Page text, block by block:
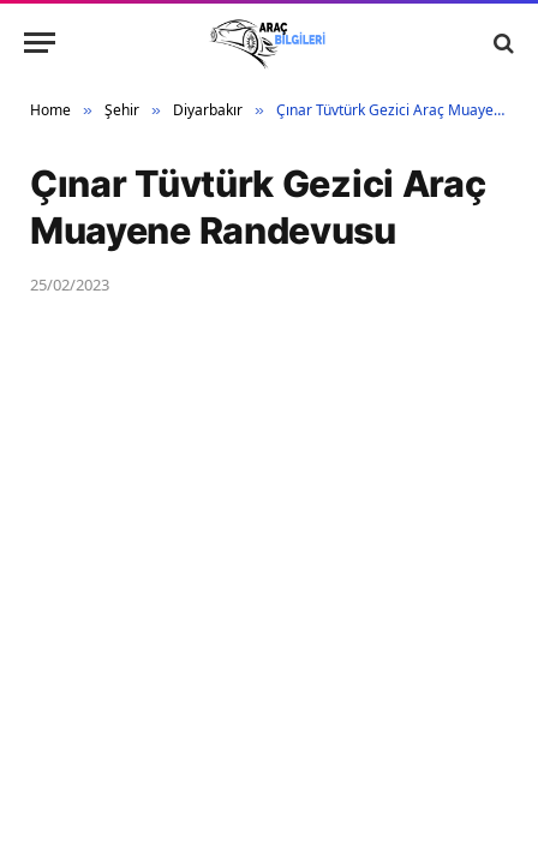
Home » Şehir » Diyarbakır » Çınar Tüvtürk Gezici Araç Muayene Randevusu
Çınar Tüvtürk Gezici Araç
Muayene Randevusu
25/02/2023